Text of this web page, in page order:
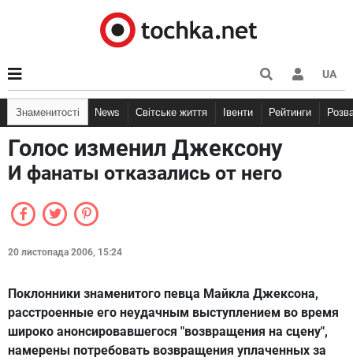
UA
Знаменитості News Світське життя Івенти Рейтинги
Голос изменил Джексону
И фанаты отказались от него
20 листопада 2006, 15:24
Поклонники знаменитого певца Майкла Джексона,
расстроенные его неудачным выступлением во время
широко анонсировавшегося "возвращения на сцену",
намерены потребовать возвращения уплаченных за